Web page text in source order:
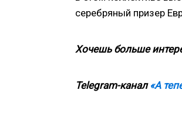
серебряный призер
Хочешь больше
Telegram-канал «А